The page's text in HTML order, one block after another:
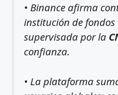
• Binance afirma
institución de
supervisada por la
confianza.
• La plataforma